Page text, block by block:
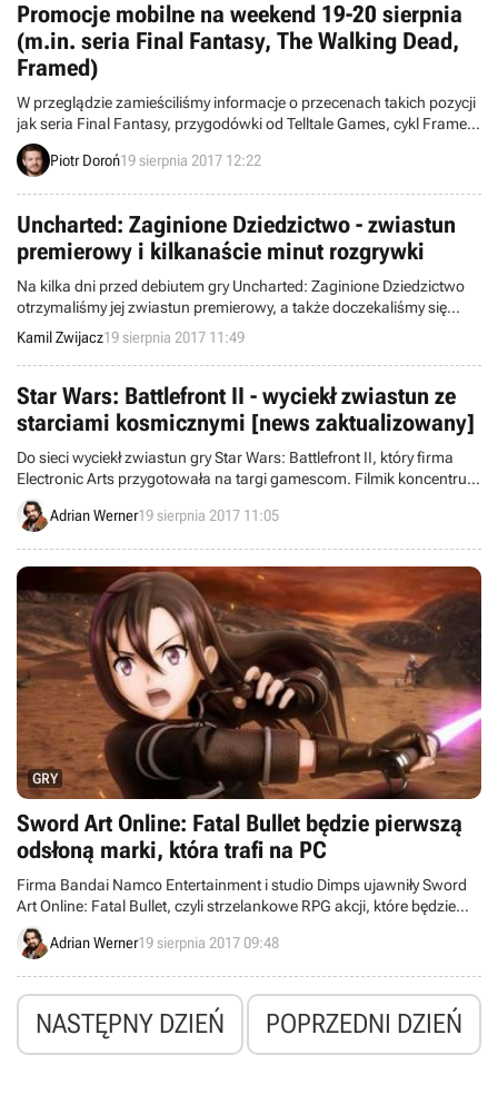
Promocje mobilne na weekend 19-20 sierpnia
(m.in. seria Final Fantasy, The Walking Dead,
Framed)
W przeglądzie zamieściliśmy informacje o przecenach takich pozycji
jak seria Final Fantasy, przygodówki od Telltale Games, cykl Framed
i Riptide GP, a także Crashlands i Siralim 2.
Piotr Doroń19 sierpnia 2017 12:22
Uncharted: Zaginione Dziedzictwo - zwiastun
premierowy i kilkanaście minut rozgrywki
Na kilka dni przed debiutem gry Uncharted: Zaginione Dziedzictwo
otrzymaliśmy jej zwiastun premierowy, a także doczekaliśmy się
kilkunastu minut rozgrywki oraz nowych screenów.
Kamil Zwijacz19 sierpnia 2017 11:49
Star Wars: Battlefront II - wyciekł zwiastun ze
starciami kosmicznymi [news zaktualizowany]
Do sieci wyciekł zwiastun gry Star Wars: Battlefront II, który firma
Electronic Arts przygotowała na targi gamescom. Filmik koncentruje
się na starciach kosmicznych.
Adrian Werner19 sierpnia 2017 11:05
GRY
Sword Art Online: Fatal Bullet będzie pierwszą
odsłoną marki, która trafi na PC
Firma Bandai Namco Entertainment i studio Dimps ujawniły Sword
Art Online: Fatal Bullet, czyli strzelankowe RPG akcji, które będzie
pierwszą odsłoną marki przeznaczoną na pecety i konsolę Xbox
One. W planach jest również wydanie na PlayStation 4.
Adrian Werner19 sierpnia 2017 09:48
NASTĘPNY DZIEŃ POPRZEDNI DZIEŃ